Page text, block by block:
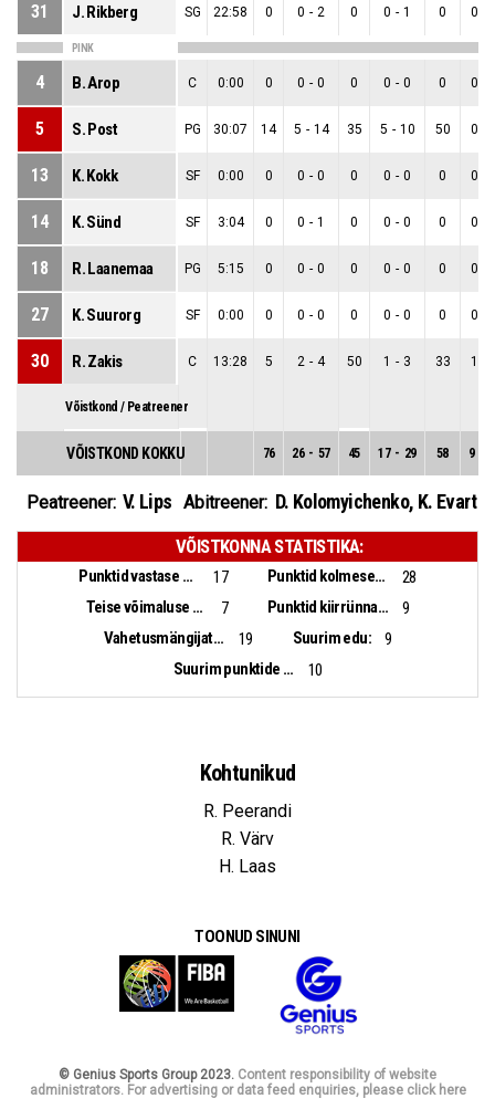
31 J. Rikberg SG 22:58 0 0 - 2 0 0 - 1 0 0
PINK
4 B. Arop C 0:00 0 0 - 0 0 0 - 0 0 0
5 S. Post PG 30:07 14 5 - 14 35 5 - 10 50 0
13 K. Kokk SF 0:00 0 0 - 0 0 0 - 0 0 0
14 K. Sünd SF 3:04 0 0 - 1 0 0 - 0 0 0
18 R. Laanemaa PG 5:15 0 0 - 0 0 0 - 0 0 0
27 K. Suurorg SF 0:00 0 0 - 0 0 0 - 0 0 0
30 R. Zakis C 13:28 5 2 - 4 50 1 - 3 33 1
Võistkond / Peatreener
VÕISTKOND KOKKU 76 26 - 57 45 17 - 29 58 9
Peatreener: V. Lips Abitreener: D. Kolomyichenko, K. Evart
VÕISTKONNA STATISTIKA:
Punktid vastase pallikaotusest: 17 Punktid kolmesekundialast:
28
Teise võimaluse punktid:
7 Punktid kiirrünnakust:
9
Vahetusmängijate punktid:
19 Suurim edu:
9
Suurim punktide vahe:
10
Kohtunikud
R. Peerandi
R. Värv
H. Laas
TOONUD SINUNI
© Genius Sports Group 2023. Content responsibility of website
administrators. For advertising or data feed enquiries, please click here